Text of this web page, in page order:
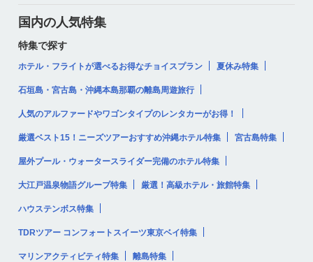
国内の人気特集
特集で探す
ホテル・フライトが選べるお得なチョイスプラン 夏休み特集
石垣島・宮古島・沖縄本島那覇の離島周遊旅行
人気のアルファードやワゴンタイプのレンタカーがお得！
厳選ベスト15！ニーズツアーおすすめ沖縄ホテル特集 宮古島特集
屋外プール・ウォータースライダー完備のホテル特集
大江戸温泉物語グループ特集 厳選！高級ホテル・旅館特集
ハウステンボス特集
TDRツアー コンフォートスイーツ東京ベイ特集
マリンアクティビティ特集 離島特集